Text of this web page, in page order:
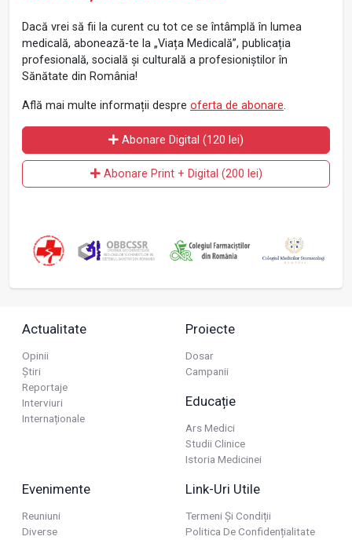
Dacă vrei să fii la curent cu tot ce se întâmplă în lumea
medicală, abonează-te la „Viața Medicală”, publicația
profesională, socială și culturală a profesioniștilor în
Sănătate din România!
Află mai multe informații despre oferta de abonare.
Abonare Digital (120 lei)
Abonare Print + Digital (200 lei)
Actualitate
Opinii
Știri
Reportaje
Interviuri
Internaționale
Proiecte
Dosar
Campanii
Educație
Ars Medici
Studii Clinice
Istoria Medicinei
Evenimente
Reuniuni
Diverse
Link-Uri Utile
Termeni Și Condiții
Politica De Confidențialitate